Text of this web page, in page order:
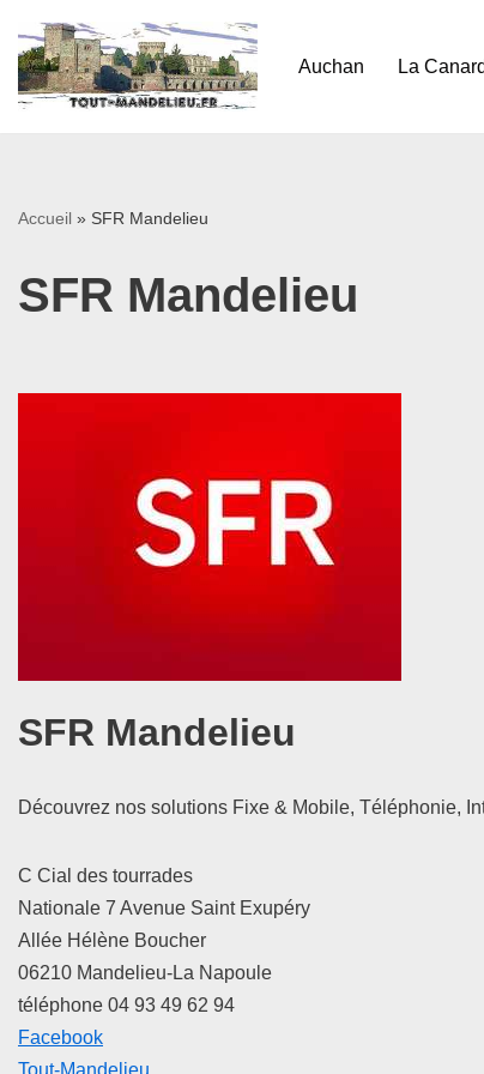
Aller
au
Auchan La
Accueil » SFR Mandelieu
SFR Mandelieu
SFR Mandelieu
Découvrez nos solutions Fixe & Mobile, Téléphonie,
C Cial des tourrades
Nationale 7 Avenue Saint Exupéry
Allée Hélène Boucher
06210 Mandelieu-La Napoule
téléphone 04 93 49 62 94
Facebook
Tout-Mandelieu